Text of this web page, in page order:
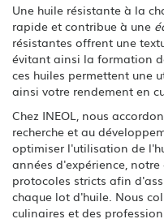
Une huile résistante à la
rapide et contribue à une
résistantes offrent une
évitant ainsi la formation
ces huiles permettent une
ainsi votre rendement en
Chez INEOL, nous
recherche et au
optimiser l'utilisation de
années d'expérience,
protocoles stricts afin
chaque lot d'huile. Nous
culinaires et des